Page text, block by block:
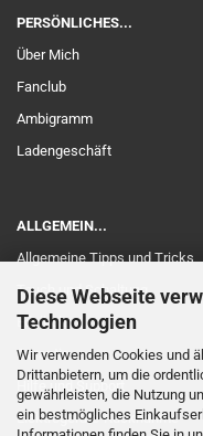
Diese Webseite
Technologien
Wir verwenden Cookies und
Drittanbietern, um die
gewährleisten, die Nutzung
ein bestmögliches
PERSÖNLICHES...
Über Mich
Fanclub
Ambigramm
Ladengeschäft
ALLGEMEIN...
Allgemeine Tipps und Tricks
Touch und Schaltung
Edelholz
Garantie
Hilfe und Support
Elektrogeräte-Rücknahme